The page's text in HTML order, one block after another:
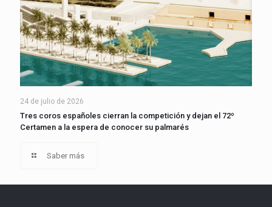
24 de julio de 2026
Tres coros españoles cierran la competición y dejan el 72º
Certamen a la espera de conocer su palmarés
Saber más